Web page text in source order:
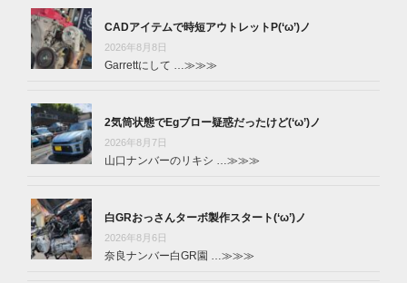
CADアイテムで時短アウトレットP(‘ω’)ノ
2026年8月8日
Garrettにして … ≫≫≫
2気筒状態でEgブロー疑惑だったけど(‘ω’)ノ
2026年8月7日
山口ナンバーのリキシ … ≫≫≫
白GRおっさんターボ製作スタート(‘ω’)ノ
2026年8月6日
奈良ナンバー白GR園 … ≫≫≫